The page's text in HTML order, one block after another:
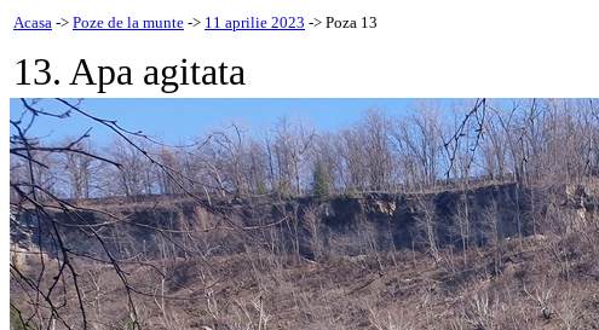
Acasa -> Poze de la munte -> 11 aprilie 2023 -> Poza 13
13. Apa agitata